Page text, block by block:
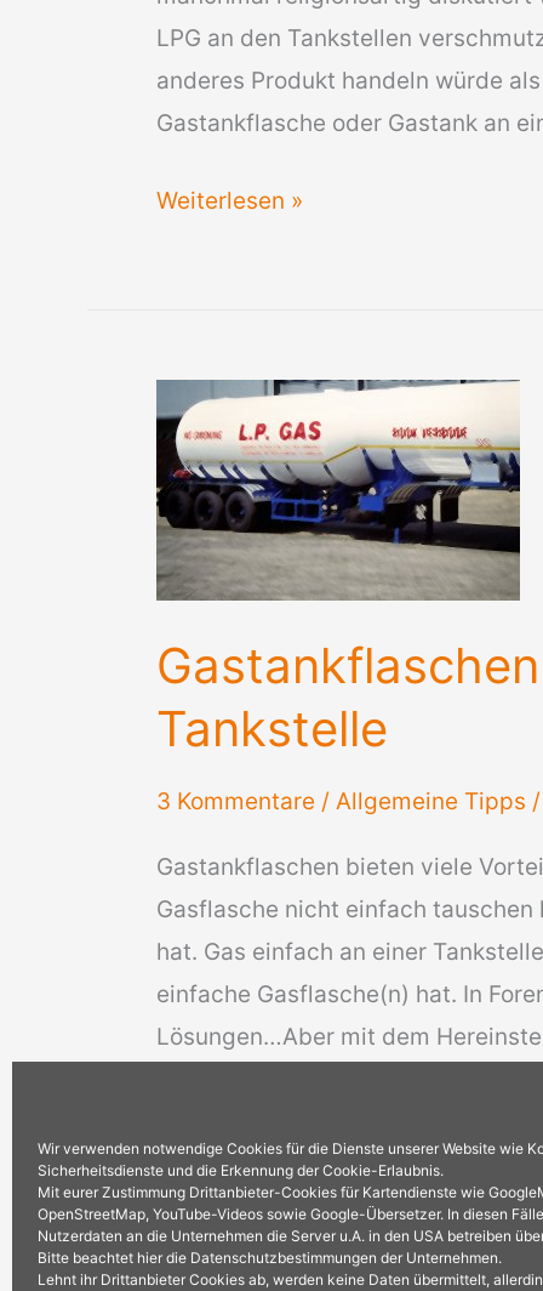
Wir verwenden notwendige Cookies für die Dienste unserer Website wie
Sicherheitsdienste und die Erkennung der Cookie-Erlaubnis.
Mit eurer Zustimmung Drittanbieter-Cookies für Kartendienste wie
OpenStreetMap, YouTube-Videos sowie Google-Übersetzer. In diesen
Nutzerdaten an die Unternehmen die Server u.A. in den USA betreiben
Bitte beachtet hier die Datenschutzbestimmungen der Unternehmen.
Lehnt ihr Drittanbieter Cookies ab, werden keine Daten übermittelt,
LPG an den Tankstellen
anderes Produkt handeln würde
Gastankflasche oder Gastank an
Qualität
Gasflasche
Weiterlesen »
Tankstelle
3 Kommentare / Allgemeine Tipps /
Gastankflaschen bieten viele
Gasflasche nicht einfach tauschen
hat. Gas einfach an einer
einfache Gasflasche(n) hat. In
Lösungen…Aber mit dem
im
Wohnmobil
und
Tankstelle